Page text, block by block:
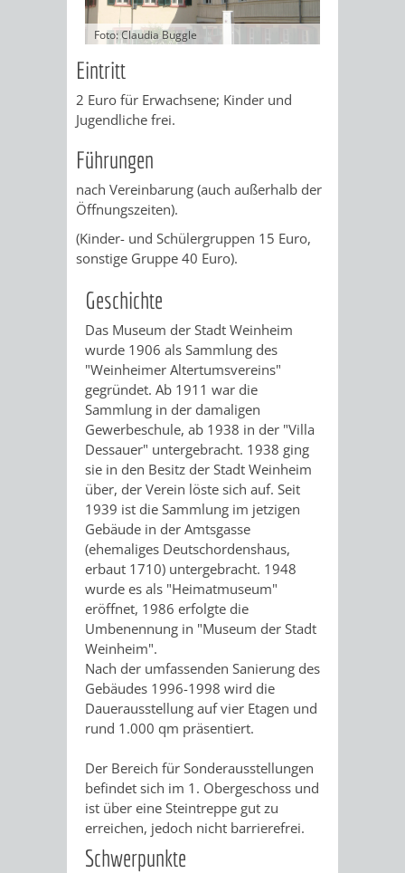
REPORTAGEN
DER
IMAGEFILM
AKTUELLES
STADT
UND
STÄDTEPARTNERSCHAFTEN
ANETCAVAILLON
IMOLALUTHERSTADT
GAN ALLIÈRES
ET
RISSET
ORTSCHAFTEN
HOHENSACHSEN
EINRICHTUNGEN
GESCHICHTE
EINRICHTUNGEN
Foto: Claudia Buggle
Eintritt
2 Euro für Erwachsene; Kinder und
Jugendliche frei.
Führungen
nach Vereinbarung (auch außerhalb der
Öffnungszeiten).
(Kinder- und Schülergruppen 15 Euro,
sonstige Gruppe 40 Euro).
Geschichte
Das Museum der Stadt Weinheim
wurde 1906 als Sammlung des
"Weinheimer Altertumsvereins"
gegründet. Ab 1911 war die
Sammlung in der damaligen
Gewerbeschule, ab 1938 in der "Villa
Dessauer" untergebracht. 1938 ging
sie in den Besitz der Stadt Weinheim
über, der Verein löste sich auf. Seit
1939 ist die Sammlung im jetzigen
Gebäude in der Amtsgasse
(ehemaliges Deutschordenshaus,
erbaut 1710) untergebracht. 1948
wurde es als "Heimatmuseum"
eröffnet, 1986 erfolgte die
Umbenennung in "Museum der Stadt
Weinheim".
Nach der umfassenden Sanierung des
Gebäudes 1996-1998 wird die
Dauerausstellung auf vier Etagen und
rund 1.000 qm präsentiert.
Der Bereich für Sonderausstellungen
befindet sich im 1. Obergeschoss und
ist über eine Steintreppe gut zu
erreichen, jedoch nicht barrierefrei.
Schwerpunkte